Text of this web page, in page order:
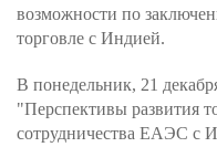
возможности по
торговле с Индией.
В понедельник, 21
"Перспективы развития
сотрудничества ЕАЭС с